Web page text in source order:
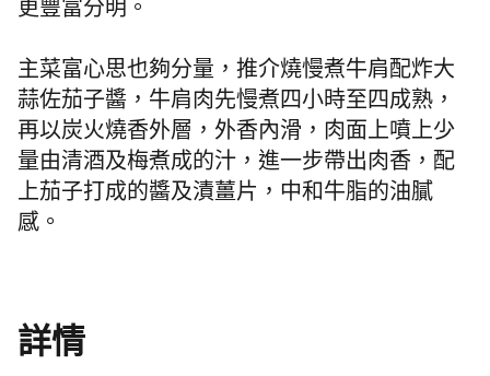
更豐富分明。
主菜富心思也夠分量，推介燒慢煮牛肩配炸大
蒜佐茄子醬， 牛肩肉先慢煮四小時至四成熟，
再以炭火燒香外層，外香內滑，肉面上噴上少
量由清酒及梅煮成的汁，進一步帶出肉香， 配
上茄子打成的醬及漬薑片，中和牛脂的油膩
感。
詳情